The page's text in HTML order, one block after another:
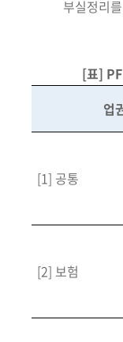
부실정리
[표]
업
[1] 공통
[2] 보험